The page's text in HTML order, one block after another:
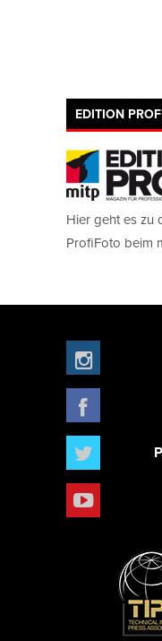
EDITION
Hier geht es zu
ProfiFoto beim